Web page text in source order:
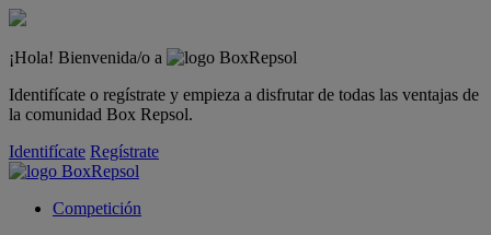
¡Hola! Bienvenida/o a
Identifícate o regístrate y empieza a disfrutar de todas las ventajas de
la comunidad Box Repsol.
Identifícate Regístrate
Competición